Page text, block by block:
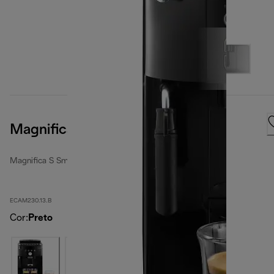
Magnifica S Smart
Magnifica S Smart
ECAM230.13.B
Cor: Preto